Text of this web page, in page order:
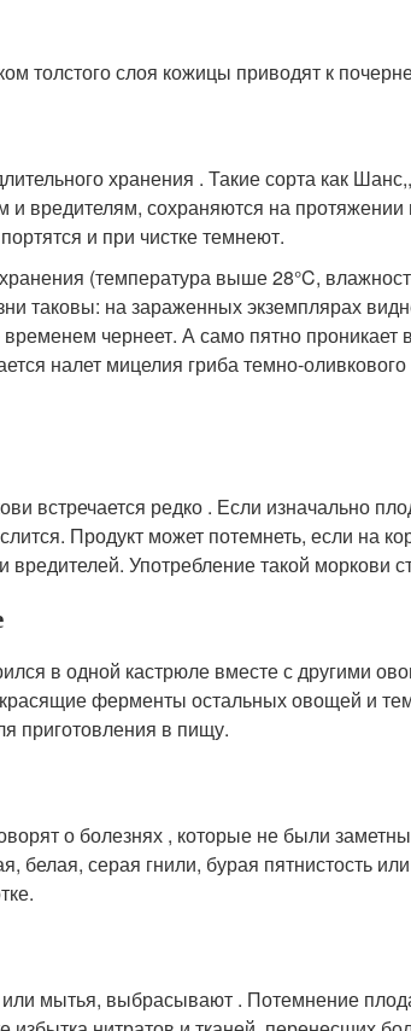
толстого слоя кожицы приводят к
хранения . Такие сорта как
вредителям, сохраняются на протяжении
и при чистке темнеют.
(температура выше 28°C,
таковы: на зараженных экземплярах
чернеет. А само пятно проникает
налет мицелия гриба темно-оливкового
встречается редко . Если изначально
Продукт может потемнеть, если на
Употребление такой моркови
в одной кастрюле вместе с другими
ферменты остальных овощей и
приготовления в пищу.
о болезнях , которые не были
белая, серая гнили, бурая пятнистость
мытья, выбрасывают . Потемнение